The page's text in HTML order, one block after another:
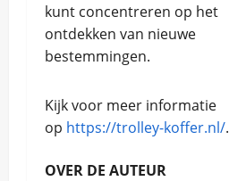
kunt concentreren op het
ontdekken van nieuwe
bestemmingen.
Kijk voor meer informatie
op https://trolley-koffer.nl/.
OVER DE AUTEUR